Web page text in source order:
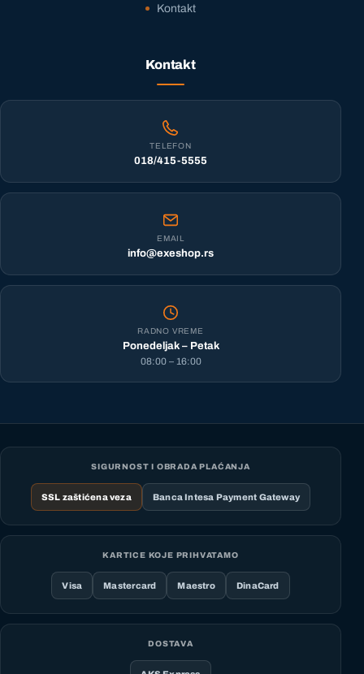
Kontakt
Kontakt
TELEFON
018/415-5555
EMAIL
info@exeshop.rs
RADNO VREME
Ponedeljak – Petak
08:00 – 16:00
SIGURNOST I OBRADA PLAĆANJA
SSL zaštićena veza Banca Intesa Payment Gateway
KARTICE KOJE PRIHVATAMO
Visa Mastercard Maestro DinaCard
DOSTAVA